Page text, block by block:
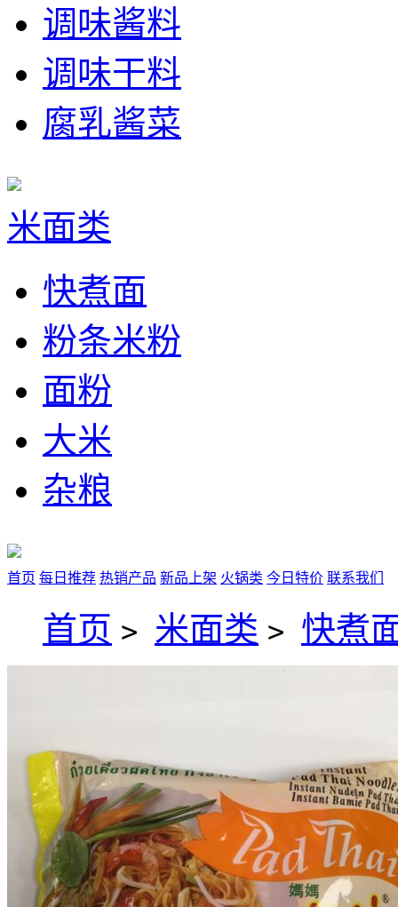
调味酱料
调味干料
腐乳酱菜
米面类
快煮面
粉条米粉
面粉
大米
杂粮
首页 每日推荐 热销产品 新品上架 火锅类 今日特价 联系我们
首页 > 米面类 > 快煮